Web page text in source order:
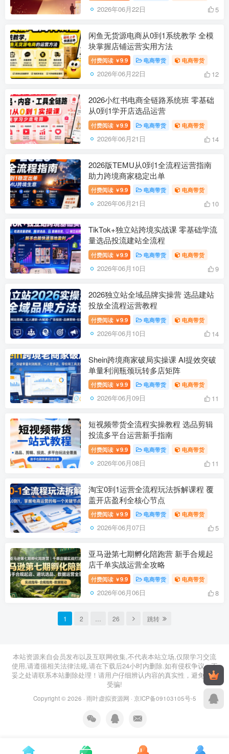
2026年06月22日 5
闲鱼无货源电商从0到1系统教学 全模
块掌握店铺运营实用方法
付费阅读 ￥9.9 电商带货 电商带货
2026年06月22日 12
2026小红书电商全链路系统班 零基础
从0到1学开店选品运营
付费阅读 ￥9.9 电商带货 电商带货
2026年06月21日 14
2026版TEMU从0到1全流程运营指南
助力跨境商家稳定出单
付费阅读 ￥9.9 电商带货 电商带货
2026年06月21日 10
TikTok+独立站跨境实战课 零基础学流
量选品投流建站全流程
付费阅读 ￥9.9 电商带货 电商带货
2026年06月10日 9
2026独立站全域品牌实操营 选品建站
投放全流程运营教程
付费阅读 ￥9.9 电商带货 电商带货
2026年06月10日 14
Shein跨境商家破局实操课 AI提效突破
单量利润瓶颈玩转多店矩阵
付费阅读 ￥9.9 电商带货 电商带货
2026年06月09日 11
短视频带货全流程实操教程 选品剪辑
投流多平台运营新手指南
付费阅读 ￥9.9 电商带货 电商带货
2026年06月08日 11
淘宝0到1运营全流程玩法拆解课程 覆
盖开店盈利全核心节点
付费阅读 ￥9.9 电商带货 电商带货
2026年06月07日 5
亚马逊第七期孵化陪跑营 新手合规起
店千单实战运营全攻略
付费阅读 ￥9.9 电商带货 电商带货
2026年06月06日 8
1 2 26 跳转
本站资源来自会员发布以及互联网收集,不代表本站立场,仅限学习交流
使用,请遵循相关法律法规,请在下载后24小时内删除.如有侵权争议、不
妥之处请联系本站删除处理！请用户仔细辨认内容的真实性，避免上当
受骗!
Copyright © 2026 · 雨叶虚拟资源网 · 京ICP备09103105号-5